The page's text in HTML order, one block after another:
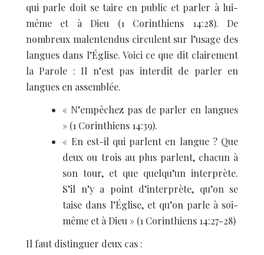
qui parle doit se taire en public et parler à lui-
même et à Dieu (1 Corinthiens 14:28). De
nombreux malentendus circulent sur l’usage des
langues dans l’Église. Voici ce que dit clairement
la Parole : Il n’est pas interdit de parler en
langues en assemblée.
« N’empêchez pas de parler en langues
» (1 Corinthiens 14:39).
« En est-il qui parlent en langue ? Que
deux ou trois au plus parlent, chacun à
son tour, et que quelqu’un interprète.
S’il n’y a point d’interprète, qu’on se
taise dans l’Église, et qu’on parle à soi-
même et à Dieu » (1 Corinthiens 14:27-28)
Il faut distinguer deux cas :